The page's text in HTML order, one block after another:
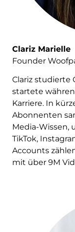
Clariz Marielle
Founder
Clariz studierte
startete
Karriere. In
Abonnenten
Media-Wissen,
TikTok,
Accounts
mit über 9M